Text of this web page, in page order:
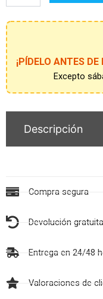
DINO
¡PÍDELO ANTES
Excepto
Descripción
Compra segura
Devolución gratuita
Entrega en 24/48
Valoraciones de